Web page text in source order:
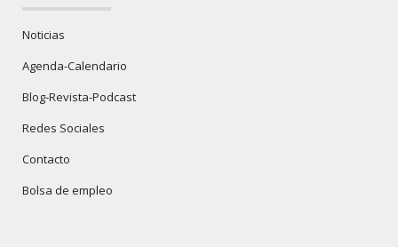
Noticias
Agenda-Calendario
Blog-Revista-Podcast
Redes Sociales
Contacto
Bolsa de empleo